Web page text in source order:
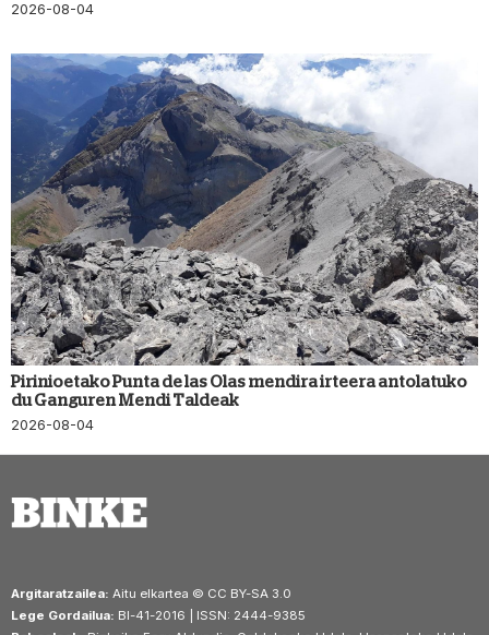
2026-08-04
Pirinioetako Punta de las Olas mendira irteera antolatuko
du Ganguren Mendi Taldeak
2026-08-04
Argitaratzailea: Aitu elkartea © CC BY-SA 3.0
Lege Gordailua: BI-41-2016 | ISSN: 2444-9385